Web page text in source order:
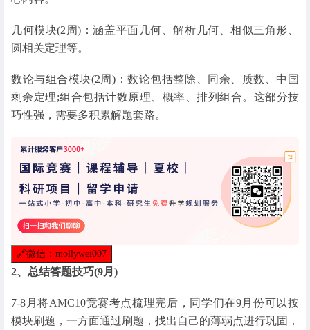
几何模块(2周)：涵盖平面几何、解析几何、相似三角形、
圆相关定理等。
数论与组合模块(2周)：数论包括整除、同余、质数、中国
剩余定理;组合包括计数原理、概率、排列组合。这部分技
巧性强，需要多积累解题套路。
🔗微信：mollywei007
2、总结答题技巧(9月)
7-8月将AMC10竞赛考点梳理完后，同学们在9月份可以按
模块刷题，一方面通过刷题，找出自己的薄弱点进行巩固，